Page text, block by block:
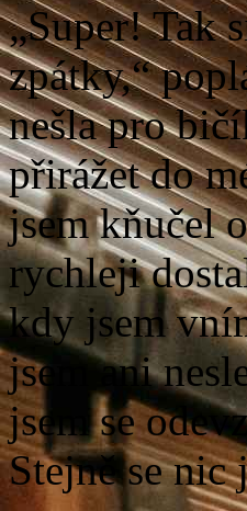
„Super! Tak
zpátky,“
nešla pro
přirážet do
jsem kňučel
rychleji
kdy jsem
jsem ani
jsem se
Stejně se nic